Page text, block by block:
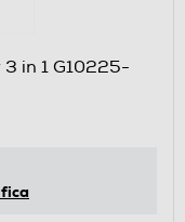
3 in 1 G10225-